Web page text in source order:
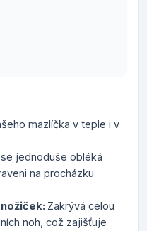
mazlíčka v teple i v
jednoduše obléká
na procházku
Zakrývá celou
noh, což zajišťuje